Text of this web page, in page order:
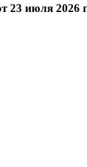
23 июля 2026